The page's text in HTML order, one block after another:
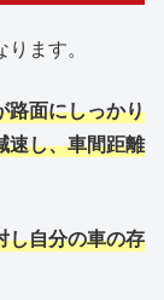
ます。
路面にしっかり
速し、車間距離
し自分の車の存